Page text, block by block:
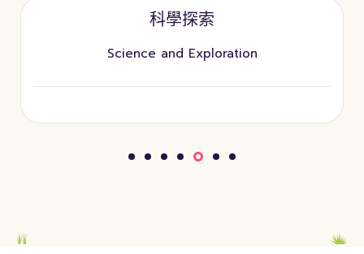
科學探索
Science and Exploration